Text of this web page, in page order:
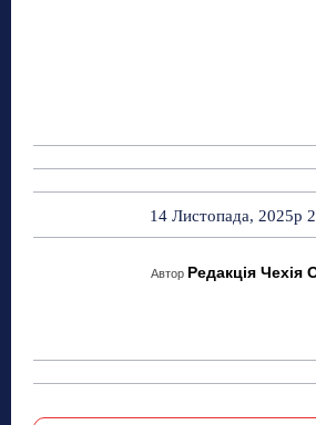
14 Листопада, 2025р
Автор Редакція Чехія